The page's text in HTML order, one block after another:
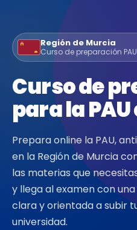
Región de Murcia
Curso de preparación
Curso de
para la
Prepara online la PAU,
en la Región de Murcia
las materias que
y llega al examen con
clara y orientada a subir
universidad.